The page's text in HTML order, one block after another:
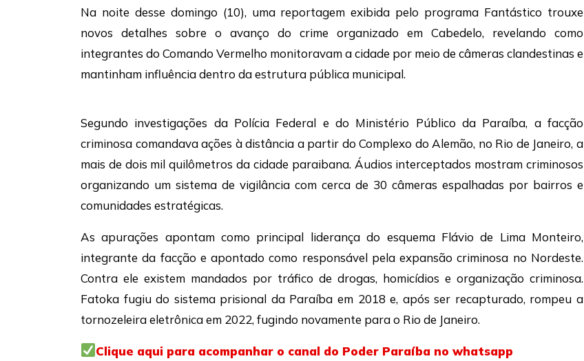
Na noite desse domingo (10), uma reportagem exibida pelo programa Fantástico trouxe
novos detalhes sobre o avanço do crime organizado em Cabedelo, revelando como
integrantes do Comando Vermelho monitoravam a cidade por meio de câmeras clandestinas e
mantinham influência dentro da estrutura pública municipal.
Segundo investigações da Polícia Federal e do Ministério Público da Paraíba, a facção
criminosa comandava ações à distância a partir doComplexo do Alemão, no Rio de Janeiro, a
mais de dois mil quilômetros da cidade paraibana. Áudios interceptados mostram criminosos
organizando um sistema de vigilância com cerca de 30 câmeras espalhadas por bairros e
comunidades estratégicas.
As apurações apontam como principal liderança do esquema Flávio de Lima Monteiro,
integrante da facção e apontado como responsável pela expansão criminosa no Nordeste.
Contra ele existem mandados por tráfico de drogas, homicídios e organização criminosa.
Fatoka fugiu do sistema prisional da Paraíba em 2018 e, após ser recapturado, rompeu a
tornozeleira eletrônica em 2022, fugindo novamente para o Rio de Janeiro.
Clique aqui para acompanhar o canal do Poder Paraíba no whatsapp